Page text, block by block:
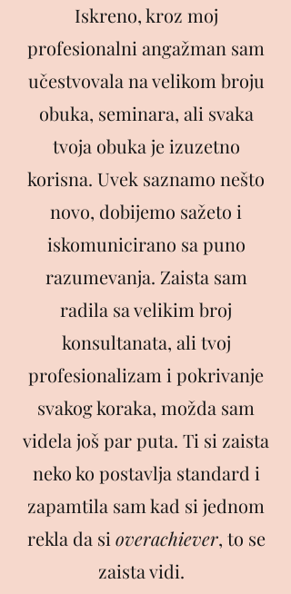
Iskreno, kroz moj
profesionalni angažman sam
učestvovala na velikom broju
obuka, seminara, ali svaka
tvoja obuka je izuzetno
korisna. Uvek saznamo nešto
novo, dobijemo sažeto i
iskomunicirano sa puno
razumevanja. Zaista sam
radila sa velikim broj
konsultanata, ali tvoj
profesionalizam i pokrivanje
svakog koraka, možda sam
videla još par puta. Ti si zaista
neko ko postavlja standard i
zapamtila sam kad si jednom
rekla da si overachiever, to se
zaista vidi.